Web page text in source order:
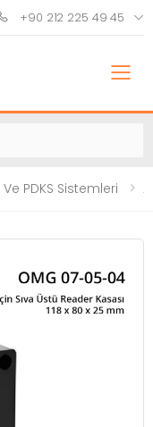
+90 212 225 49 45
PDKS Sistemleri